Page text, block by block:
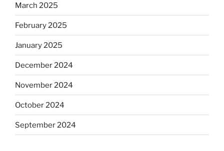
March 2025
February 2025
January 2025
December 2024
November 2024
October 2024
September 2024